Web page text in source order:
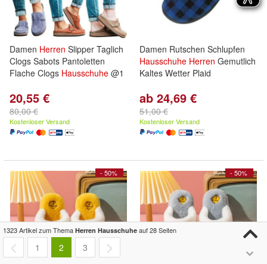
Damen Herren Slipper Taglich
Clogs Sabots Pantoletten
Flache Clogs Hausschuhe @1
20,55 €
80,00 €
Kostenloser Versand
Damen Rutschen Schlupfen
Hausschuhe Herren Gemutlich
Kaltes Wetter Plaid
ab 24,69 €
51,00 €
Kostenloser Versand
- 50% - 50%
1323 Artikel zum Thema Herren Hausschuhe auf 28 Seiten
1 2 3